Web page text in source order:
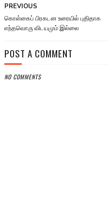
PREVIOUS
கொள்கைப் பிரகடன உரையில் புதிதாக
எந்தவொரு விடயமும் இல்லை
POST A COMMENT
NO COMMENTS